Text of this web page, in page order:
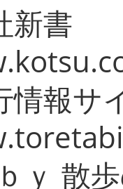
新書
情報サ
ｙ 散